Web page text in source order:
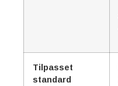
Tilpasset
standard